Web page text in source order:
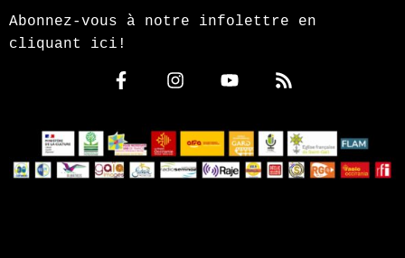
Abonnez-vous à notre infolettre en
cliquant ici!